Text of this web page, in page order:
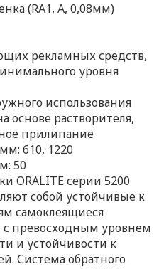
(RA1, A, 0,08мм)
рекламных средств,
уровня
использования
основе растворителя,
прилипание
610, 1220
50
ORALITE серии 5200
собой устойчивые к
самоклеящиеся
превосходным уровнем
и устойчивости к
Система обратного